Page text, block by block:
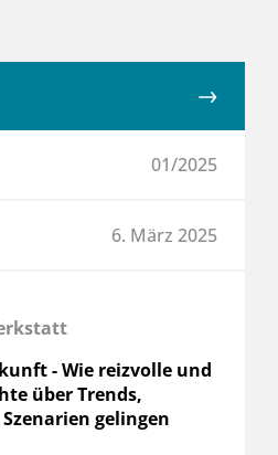
01/2025
6. März 2025
- Wie reizvolle und
über Trends,
gelingen